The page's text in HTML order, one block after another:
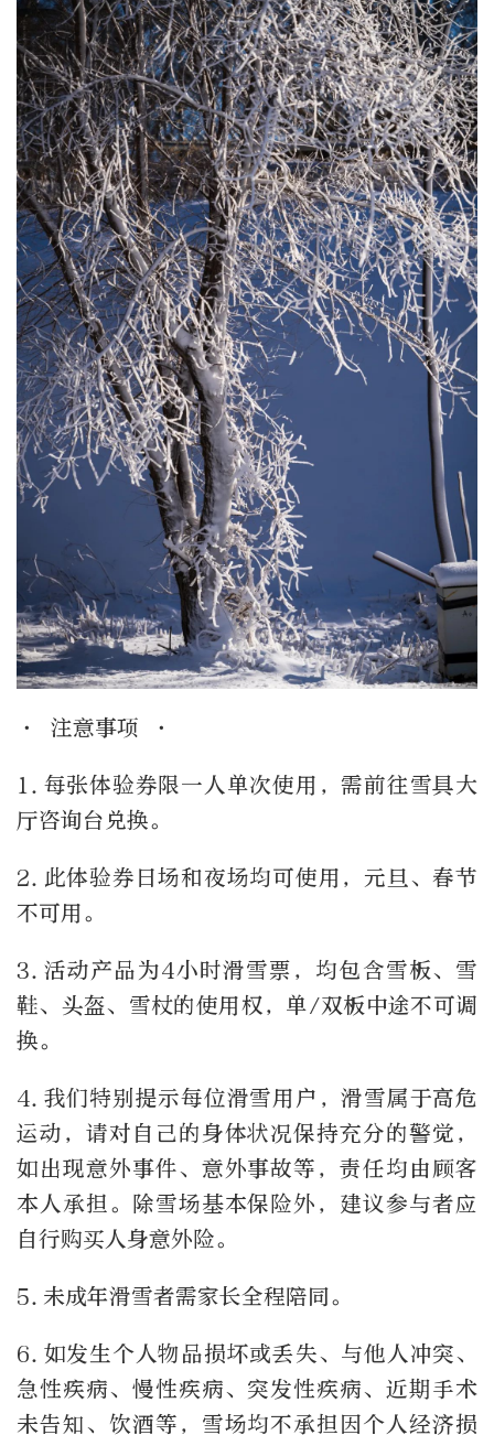
· 注意事项 ·
1.每张体验券限一人单次使用，需前往雪具大
厅咨询台兑换。
2.此体验券日场和夜场均可使用，元旦、春节
不可用。
3.活动产品为4小时滑雪票，均包含雪板、雪
鞋、头盔、雪杖的使用权，单/双板中途不可调
换。
4.我们特别提示每位滑雪用户，滑雪属于高危
运动，请对自己的身体状况保持充分的警觉，
如出现意外事件、意外事故等，责任均由顾客
本人承担。除雪场基本保险外，建议参与者应
自行购买人身意外险。
5.未成年滑雪者需家长全程陪同。
6.如发生个人物品损坏或丢失、与他人冲突、
急性疾病、慢性疾病、突发性疾病、近期手术
未告知、饮酒等，雪场均不承担因个人经济损